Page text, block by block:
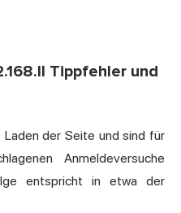
Tippfehler und
Laden der Seite und sind für
Anmeldeversuche
entspricht in etwa der